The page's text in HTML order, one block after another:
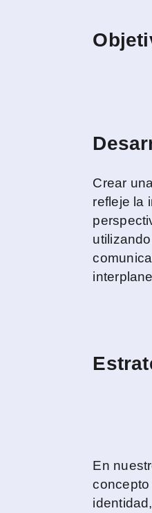
Crear
refleje la
En